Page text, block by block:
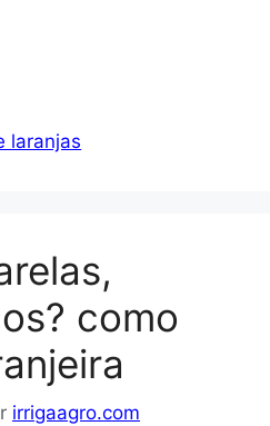
laranjas
como
irrigaagro.com